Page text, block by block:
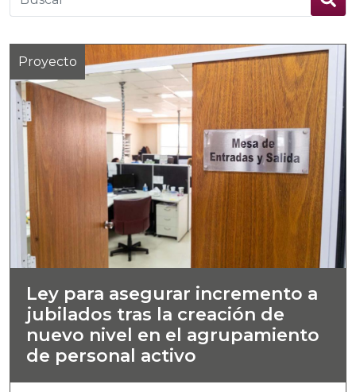
Proyecto
Ley para asegurar incremento a
jubilados tras la creación de
nuevo nivel en el agrupamiento
de personal activo